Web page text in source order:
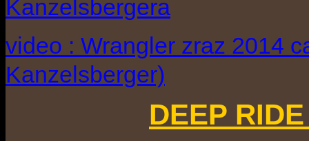
Kanzelsbergera
video : Wrangler zraz 2014
Kanzelsberger)
DEEP